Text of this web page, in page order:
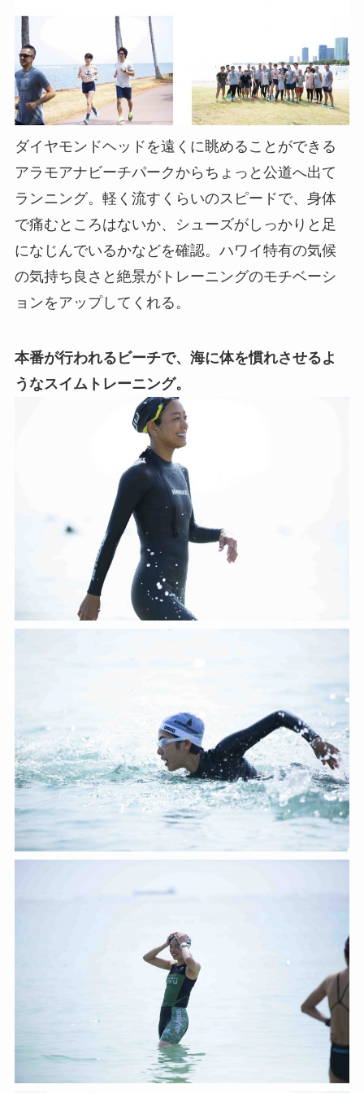
ダイヤモンドヘッドを遠くに眺めることができる
アラモアナビーチパークからちょっと公道へ出て
ランニング。軽く流すくらいのスピードで、身体
で痛むところはないか、シューズがしっかりと足
になじんでいるかなどを確認。ハワイ特有の気候
の気持ち良さと絶景がトレーニングのモチベーシ
ョンをアップしてくれる。
本番が行われるビーチで、海に体を慣れさせるよ
うなスイムトレーニング。